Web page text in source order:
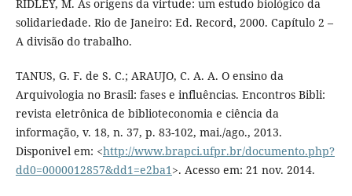
RIDLEY, M. As origens da virtude: um estudo biológico da
solidariedade. Rio de Janeiro: Ed. Record, 2000. Capítulo 2 –
A divisão do trabalho.
TANUS, G. F. de S. C.; ARAUJO, C. A. A. O ensino da
Arquivologia no Brasil: fases e influências. Encontros Bibli:
revista eletrônica de biblioteconomia e ciência da
informação, v. 18, n. 37, p. 83-102, mai./ago., 2013.
Disponivel em: <http://www.brapci.ufpr.br/documento.php?
dd0=0000012857&dd1=e2ba1>. Acesso em: 21 nov. 2014.